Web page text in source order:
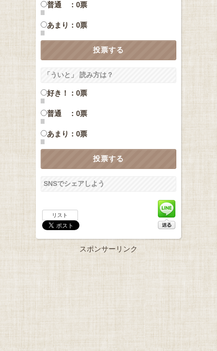
普通 ：0票
あまり：0票
「ういと」 読み方は？
好き！：0票
普通 ：0票
あまり：0票
SNSでシェアしよう
リスト
スポンサーリンク